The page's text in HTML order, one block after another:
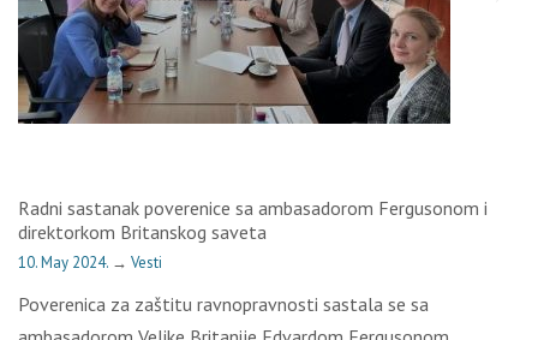
Radni sastanak poverenice sa ambasadorom Fergusonom i
direktorkom Britanskog saveta
10. May 2024. → Vesti
Poverenica za zaštitu ravnopravnosti sastala se sa